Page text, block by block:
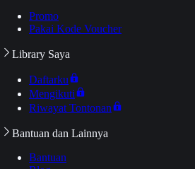
Promo
Pakai Kode Voucher
Library Saya
Daftarku
Mengikuti
Riwayat Tontonan
Bantuan dan Lainnya
Bantuan